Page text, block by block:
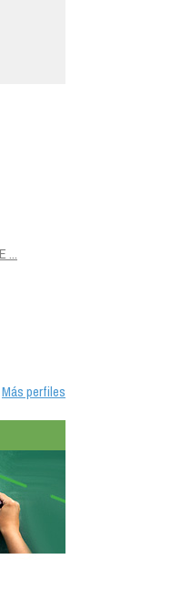
...
Más perfiles